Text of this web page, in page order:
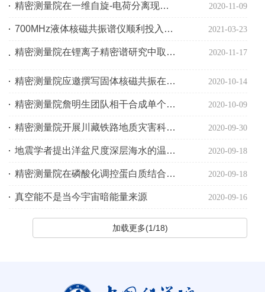
精密测量院在一维自旋-电荷分离现象研究中获得重要进展 2020-11-09
700MHz液体核磁共振谱仪顺利投入使用 2021-03-23
精密测量院在锂离子精密谱研究中取得重要进展 精确确定了6Li电磁分布半径并揭示其奇异特性 2020-11-17
精密测量院应邀撰写固体核磁共振在微孔材料中应用的综述性论文 2020-10-14
精密测量院詹明生团队相干合成单个分子开启原子-分子体系全面相干操控研究大门 2020-10-09
精密测量院开展川藏铁路地质灾害科考调查 2020-09-30
地震学者提出洋盆尺度深层海水的温度变化测量新方法 2020-09-18
精密测量院在磷酸化调控蛋白质结合机制研究中取得新进展 2020-09-18
真空能不是当今宇宙暗能量来源 2020-09-16
加载更多(1/18)